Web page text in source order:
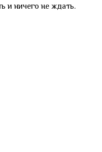
и ничего не ждать.